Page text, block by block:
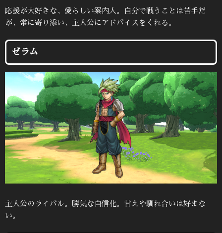
応援が大好きな、愛らしい案内人。自分で戦うことは苦手だ
が、常に寄り添い、主人公にアドバイスをくれる。
ゼラム
主人公のライバル。勝気な自信化。甘えや馴れ合いは好まな
い。